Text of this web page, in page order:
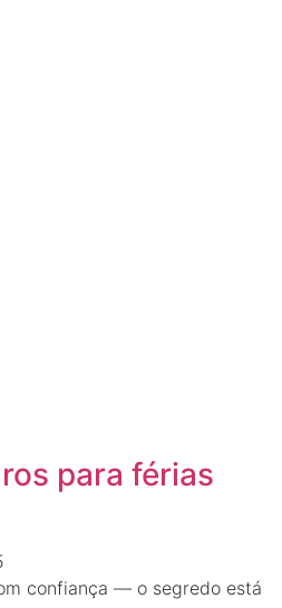
para férias
confiança — o segredo está